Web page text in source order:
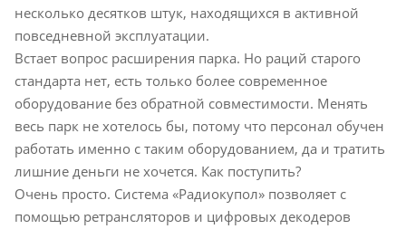
несколько десятков штук, находящихся в активной
повседневной эксплуатации.
Встает вопрос расширения парка. Но раций старого
стандарта нет, есть только более современное
оборудование без обратной совместимости. Менять
весь парк не хотелось бы, потому что персонал обучен
работать именно с таким оборудованием, да и тратить
лишние деньги не хочется. Как поступить?
Очень просто. Система «Радиокупол» позволяет с
помощью ретрансляторов и цифровых декодеров